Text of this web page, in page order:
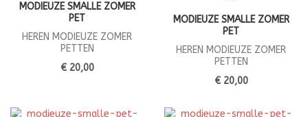
MODIEUZE SMALLE ZOMER
PET
HEREN MODIEUZE ZOMER
PETTEN
€ 20,00
MODIEUZE SMALLE ZOMER
PET
HEREN MODIEUZE ZOMER
PETTEN
€ 20,00